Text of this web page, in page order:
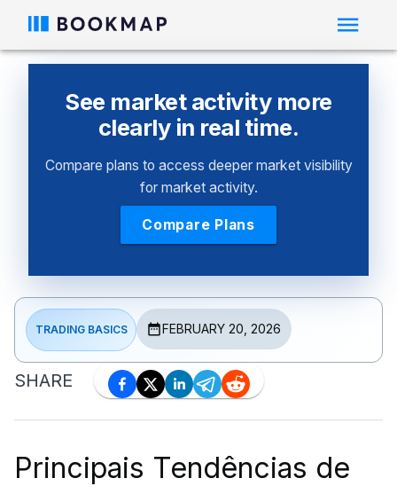
See market activity more
clearly in real time.
Compare plans to access deeper market visibility
for market activity.
Compare Plans
TRADING BASICS FEBRUARY 20, 2026
SHARE
Principais Tendências de